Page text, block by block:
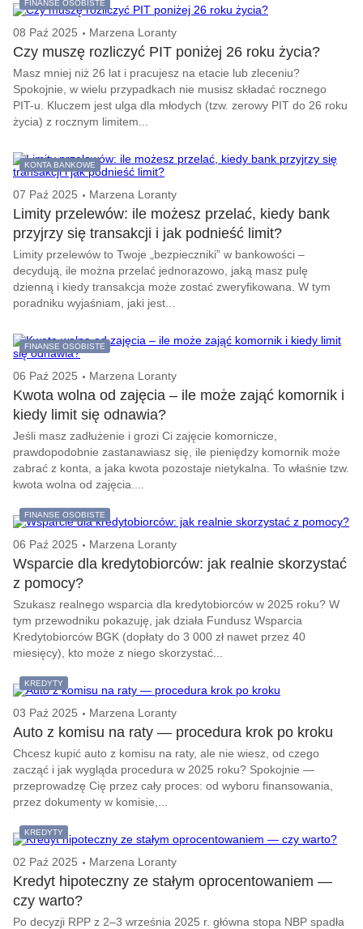
FINANSE OSOBISTE
08 Paź 2025 Marzena Loranty
Czy muszę rozliczyć PIT poniżej 26 roku życia?
Masz mniej niż 26 lat i pracujesz na etacie lub zleceniu?
Spokojnie, w wielu przypadkach nie musisz składać rocznego
PIT-u. Kluczem jest ulga dla młodych (tzw. zerowy PIT do 26 roku
życia) z rocznym limitem...
KONTA BANKOWE
07 Paź 2025 Marzena Loranty
Limity przelewów: ile możesz przelać, kiedy bank
przyjrzy się transakcji i jak podnieść limit?
Limity przelewów to Twoje „bezpieczniki” w bankowości –
decydują, ile można przelać jednorazowo, jaką masz pulę
dzienną i kiedy transakcja może zostać zweryfikowana. W tym
poradniku wyjaśniam, jaki jest...
FINANSE OSOBISTE
06 Paź 2025 Marzena Loranty
Kwota wolna od zajęcia – ile może zająć komornik i
kiedy limit się odnawia?
Jeśli masz zadłużenie i grozi Ci zajęcie komornicze,
prawdopodobnie zastanawiasz się, ile pieniędzy komornik może
zabrać z konta, a jaka kwota pozostaje nietykalna. To właśnie tzw.
kwota wolna od zajęcia....
FINANSE OSOBISTE
06 Paź 2025 Marzena Loranty
Wsparcie dla kredytobiorców: jak realnie skorzystać
z pomocy?
Szukasz realnego wsparcia dla kredytobiorców w 2025 roku? W
tym przewodniku pokazuję, jak działa Fundusz Wsparcia
Kredytobiorców BGK (dopłaty do 3 000 zł nawet przez 40
miesięcy), kto może z niego skorzystać...
KREDYTY
03 Paź 2025 Marzena Loranty
Auto z komisu na raty — procedura krok po kroku
Chcesz kupić auto z komisu na raty, ale nie wiesz, od czego
zacząć i jak wygląda procedura w 2025 roku? Spokojnie —
przeprowadzę Cię przez cały proces: od wyboru finansowania,
przez dokumenty w komisie,...
KREDYTY
02 Paź 2025 Marzena Loranty
Kredyt hipoteczny ze stałym oprocentowaniem —
czy warto?
Po decyzji RPP z 2–3 września 2025 r. główna stopa NBP spadła